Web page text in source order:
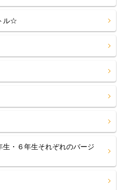
ル☆
生・６年生それぞれのバージ